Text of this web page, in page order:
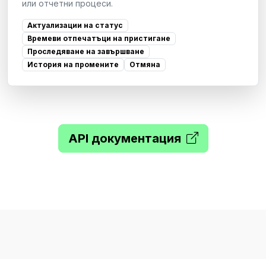
или отчетни процеси.
Актуализации на статус
Времеви отпечатъци на пристигане
Проследяване на завършване
История на промените
Отмяна
API документация